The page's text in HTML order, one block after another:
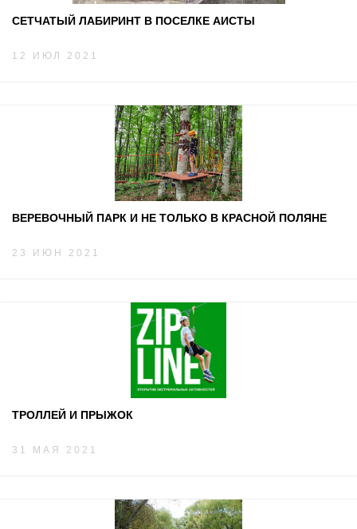
СЕТЧАТЫЙ ЛАБИРИНТ В ПОСЕЛКЕ АИСТЫ
12 ИЮЛ 2021
ВЕРЕВОЧНЫЙ ПАРК И НЕ ТОЛЬКО В КРАСНОЙ ПОЛЯНЕ
23 ИЮН 2021
ТРОЛЛЕЙ И ПРЫЖОК
31 МАЯ 2021